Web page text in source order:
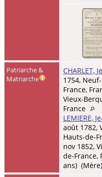
Patriarche &
Matriarche
CHARLET,
1754,
France,
Vieux-
France
LEMIERE,
août 1782,
Hauts-de-
nov 1852,
de-France,
ans) (Mère)